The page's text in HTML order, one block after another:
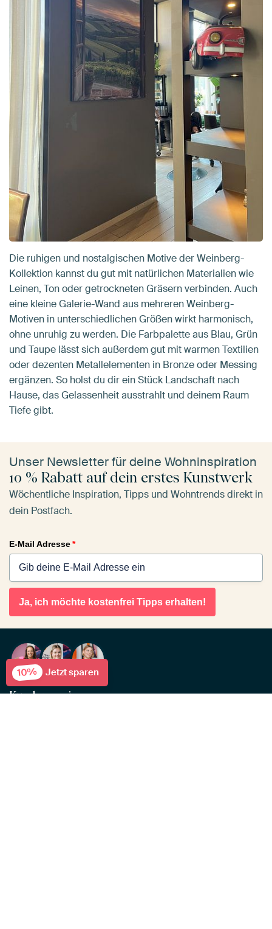
Die ruhigen und nostalgischen Motive der Weinberg-
Kollektion kannst du gut mit natürlichen Materialien wie
Leinen, Ton oder getrockneten Gräsern verbinden. Auch
eine kleine Galerie-Wand aus mehreren Weinberg-
Motiven in unterschiedlichen Größen wirkt harmonisch,
ohne unruhig zu werden. Die Farbpalette aus Blau, Grün
und Taupe lässt sich außerdem gut mit warmen Textilien
oder dezenten Metallelementen in Bronze oder Messing
ergänzen. So holst du dir ein Stück Landschaft nach
Hause, das Gelassenheit ausstrahlt und deinem Raum
Tiefe gibt.
Unser Newsletter für deine Wohninspiration
10 % Rabatt auf dein erstes Kunstwerk
Wöchentliche Inspiration, Tipps und Wohntrends direkt in
dein Postfach.
E-Mail Adresse*
Ja, ich möchte kostenfrei Tipps erhalten!
Kundenservice
10% Jetzt sparen